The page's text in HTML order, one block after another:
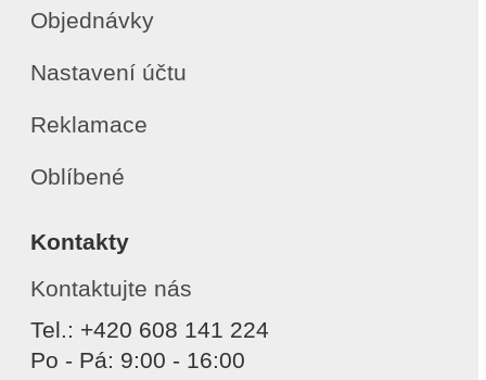
Objednávky
Nastavení účtu
Reklamace
Oblíbené
Kontakty
Kontaktujte nás
Tel.: +420 608 141 224
Po - Pá: 9:00 - 16:00